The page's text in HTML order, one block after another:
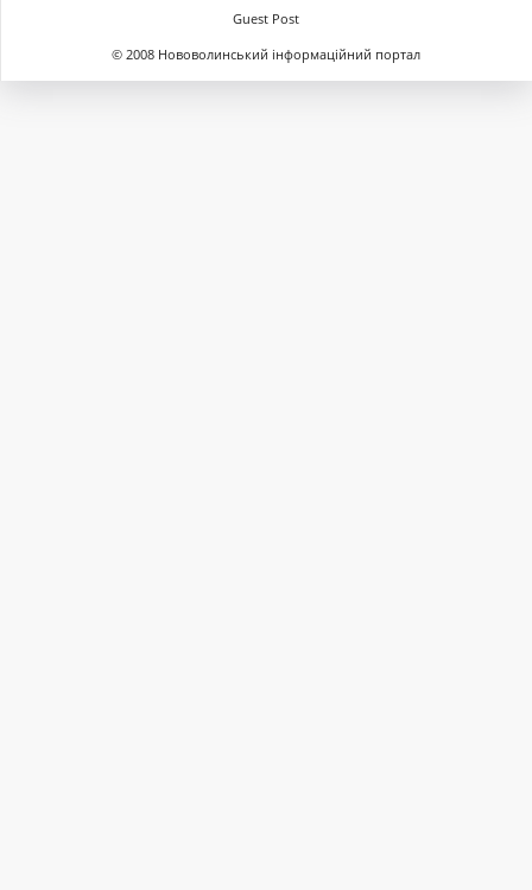
Guest Post
© 2008 Нововолинський інформаційний портал